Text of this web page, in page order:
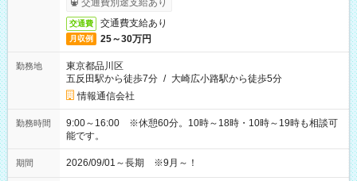
交通費別途支給あり
交通費 交通費支給あり
月収例 25～30万円
勤務地
東京都品川区
五反田駅から徒歩7分 / 大崎広小路駅から徒歩5分
情報通信会社
勤務時間
9:00～16:00 ※休憩60分。10時～18時・10時～19時も相談可
能です。
期間 2026/09/01～長期 ※9月～！